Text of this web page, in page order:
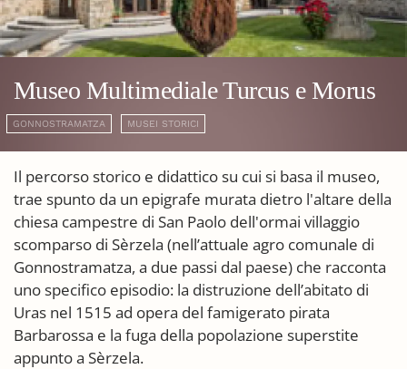
Museo Multimediale Turcus e Morus
GONNOSTRAMATZA MUSEI STORICI
Il percorso storico e didattico su cui si basa il museo,
trae spunto da un epigrafe murata dietro l'altare della
chiesa campestre di San Paolo dell'ormai villaggio
scomparso di Sèrzela (nell’attuale agro comunale di
Gonnostramatza, a due passi dal paese) che racconta
uno specifico episodio: la distruzione dell’abitato di
Uras nel 1515 ad opera del famigerato pirata
Barbarossa e la fuga della popolazione superstite
appunto a Sèrzela.